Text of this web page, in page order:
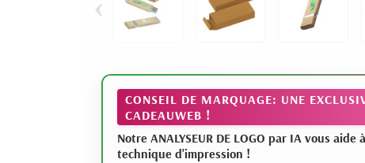
CONSEIL DE MARQUAGE: UNE
CADEAUWEB !
Notre ANALYSEUR DE LOGO par IA vous aide
technique d'impression !